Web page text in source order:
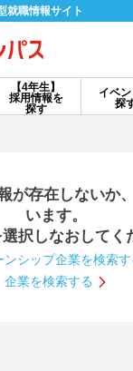
就職情報サイト
【4年生】
採用情報を
探す
イベ
探
ロ
【4年生】
説明会を探す
が存在しないか
います。
択しなおしてく
ンシップ企業を検索す
企業を検索する